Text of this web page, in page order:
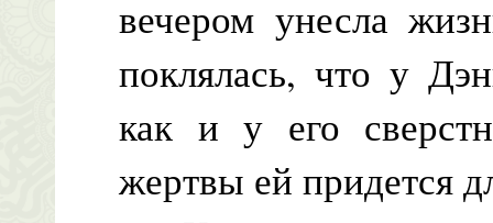
вечером унесла
поклялась, что у
как и у его
жертвы ей придется